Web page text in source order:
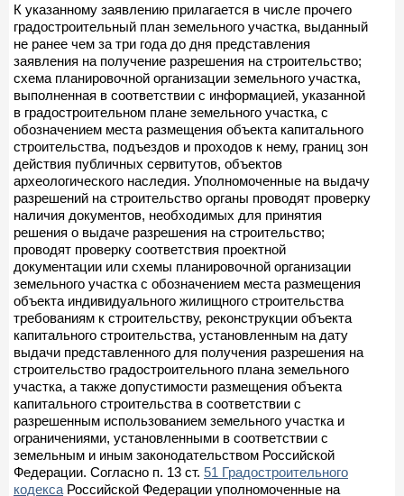
К указанному заявлению прилагается в числе прочего
градостроительный план земельного участка, выданный
не ранее чем за три года до дня представления
заявления на получение разрешения на строительство;
схема планировочной организации земельного участка,
выполненная в соответствии с информацией, указанной
в градостроительном плане земельного участка, с
обозначением места размещения объекта капитального
строительства, подъездов и проходов к нему, границ зон
действия публичных сервитутов, объектов
археологического наследия. Уполномоченные на выдачу
разрешений на строительство органы проводят проверку
наличия документов, необходимых для принятия
решения о выдаче разрешения на строительство;
проводят проверку соответствия проектной
документации или схемы планировочной организации
земельного участка с обозначением места размещения
объекта индивидуального жилищного строительства
требованиям к строительству, реконструкции объекта
капитального строительства, установленным на дату
выдачи представленного для получения разрешения на
строительство градостроительного плана земельного
участка, а также допустимости размещения объекта
капитального строительства в соответствии с
разрешенным использованием земельного участка и
ограничениями, установленными в соответствии с
земельным и иным законодательством Российской
Федерации. Согласно п. 13 ст. 51 Градостроительного
кодекса Российской Федерации уполномоченные на